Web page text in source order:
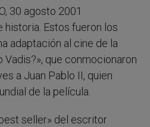
30 agosto 2001
historia. Estos fueron los
adaptación al cine de la
Vadis?», que conmocionaron
a Juan Pablo II, quien
de la película.
seller» del escritor